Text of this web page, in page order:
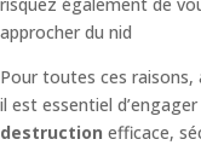
approcher du nid
Pour toutes ces
il est essentiel
destruction efficace,